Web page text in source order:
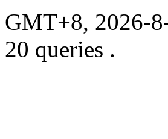
GMT+8, 2026-
20 queries .